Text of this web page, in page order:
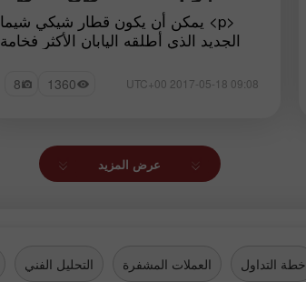
<p> يمكن أن يكون قطار شيكي شيما
الجديد الذي أطلقه اليابان الأكثر فخامة
09:08 2017-05-18 UTC+00
1360
8
عرض المزيد
خطة التداول العملات المشفرة التحليل الفني